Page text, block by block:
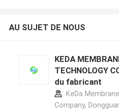
AU SUJET DE NOUS
KEDA
TECHNOLOGY
du fabricant
KeDa
Company,